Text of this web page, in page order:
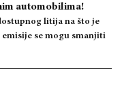
automobilima!
litija na što je
se mogu smanjiti